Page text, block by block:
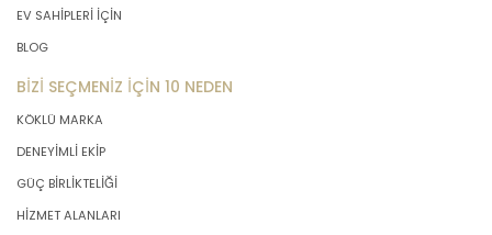
EV SAHİPLERİ İÇİN
BLOG
BİZİ SEÇMENİZ İÇİN 10 NEDEN
KÖKLÜ MARKA
DENEYİMLİ EKİP
GÜÇ BİRLİKTELİĞİ
HİZMET ALANLARI